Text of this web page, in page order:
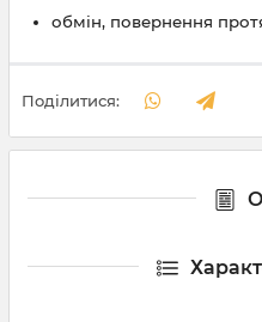
обмін, повернення
Поділитися: